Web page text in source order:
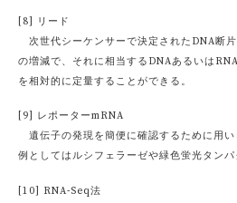
[8] リード
次世代シーケンサーで決定されたDNA断
の増減で、それに相当するDNAあるいは
を相対的に定量することができる。
[9] レポーターmRNA
遺伝子の発現を簡便に確認するために用
例としてはルシフェラーゼや緑色蛍光タンパ
[10] RNA-Seq法